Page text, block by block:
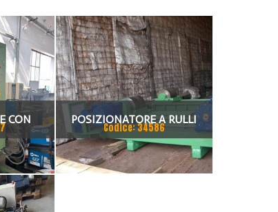
CON
POSIZIONATORE A RULLI
FOLLE E MOTORIZZATO 200
TON
Codice: 34586